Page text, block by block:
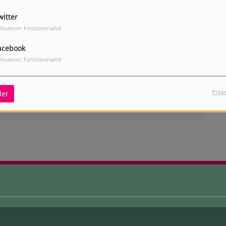
Fonctionnalité
Fonctionnalité
commenter cet article